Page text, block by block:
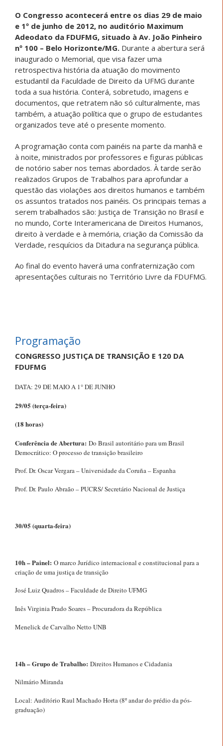
O Congresso acontecerá entre os dias 29 de maio
e 1º de junho de 2012, no auditório Maximum
Adeodato da FDUFMG, situado à Av. João Pinheiro
nº 100 – Belo Horizonte/MG. Durante a abertura será
inaugurado o Memorial, que visa fazer uma
retrospectiva história da atuação do movimento
estudantil da Faculdade de Direito da UFMG durante
toda a sua história. Conterá, sobretudo, imagens e
documentos, que retratem não só culturalmente, mas
também, a atuação política que o grupo de estudantes
organizados teve até o presente momento.
A programação conta com painéis na parte da manhã e
à noite, ministrados por professores e figuras públicas
de notório saber nos temas abordados. À tarde serão
realizados Grupos de Trabalhos para aprofundar a
questão das violações aos direitos humanos e também
os assuntos tratados nos painéis. Os principais temas a
serem trabalhados são: Justiça de Transição no Brasil e
no mundo, Corte Interamericana de Direitos Humanos,
direito à verdade e à memória, criação da Comissão da
Verdade, resquícios da Ditadura na segurança pública.
Ao final do evento haverá uma confraternização com
apresentações culturais no Território Livre da FDUFMG.
Programação
CONGRESSO JUSTIÇA DE TRANSIÇÃO E 120 DA
FDUFMG
DATA: 29 DE MAIO A 1° DE JUNHO
29/05 (terça-feira)
(18 horas)
Conferência de Abertura: Do Brasil autoritário para um Brasil
Democrático: O processo de transição brasileiro
Prof. Dr. Oscar Vergara – Universidade da Coruña – Espanha
Prof. Dr. Paulo Abraão – PUCRS/ Secretário Nacional de Justiça
30/05 (quarta-feira)
10h – Painel: O marco Jurídico internacional e constitucional para a
criação de uma justiça de transição
José Luiz Quadros – Faculdade de Direito UFMG
Inês Virginia Prado Soares – Procuradora da República
Menelick de Carvalho Netto UNB
14h – Grupo de Trabalho: Direitos Humanos e Cidadania
Nilmário Miranda
Local: Auditório Raul Machado Horta (8º andar do prédio da pós-
graduação)